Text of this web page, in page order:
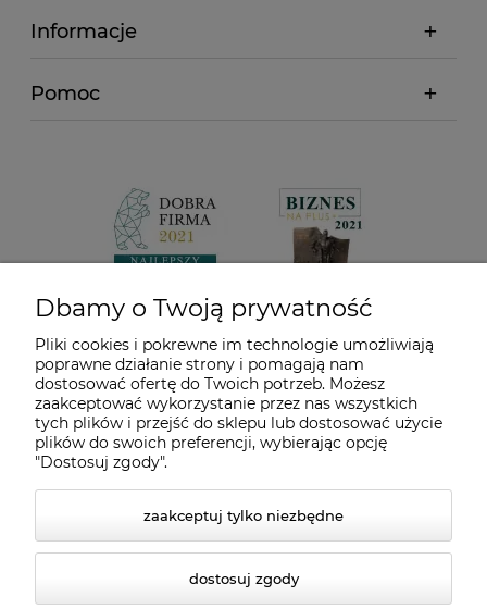
Informacje
Pomoc
Dbamy o Twoją prywatność
Pliki cookies i pokrewne im technologie umożliwiają
poprawne działanie strony i pomagają nam
dostosować ofertę do Twoich potrzeb. Możesz
zaakceptować wykorzystanie przez nas wszystkich
tych plików i przejść do sklepu lub dostosować użycie
plików do swoich preferencji, wybierając opcję
"Dostosuj zgody".
zaakceptuj tylko niezbędne
dostosuj zgody